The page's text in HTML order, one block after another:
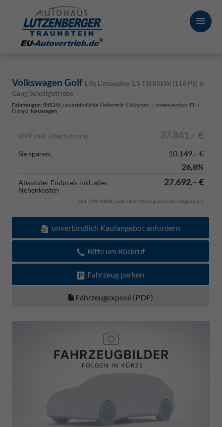
Volkswagen Golf Life Limousine 1.5 TSI 85kW (116 PS) 6-
Gang Schaltgetriebe
Fahrzeugnr.: 545341 , unverbindliche Lieferzeit: 6 Wochen , Landesversion: EU -
Europa, Neuwagen
UVP inkl. Überführung 37.841,– €
Sie sparen:
10.149,– €
26,8%
Absoluter Endpreis inkl. aller
Nebenkosten
27.692,– €
inkl. 19% MWSt., inkl. Überführung und Fahrzeugpapiere
unverbindlich Kaufangebot anfordern
Bitte um Rückruf
Fahrzeug parken
Fahrzeugexposé (PDF)